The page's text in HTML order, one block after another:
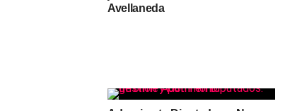
Avellaneda